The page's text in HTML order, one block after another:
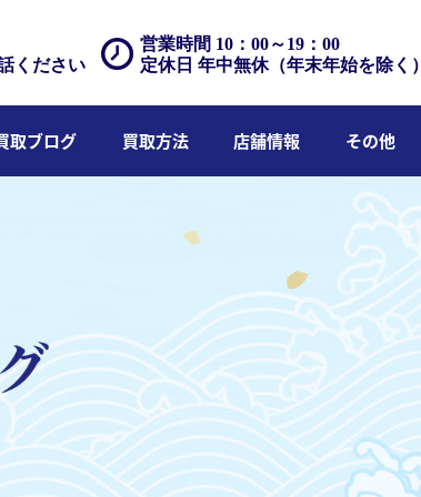
営業時間 10：00～19：00
定休日 年中無休（年末年始を除く）
ください
取ブログ 買取方法 店舗情報 その他